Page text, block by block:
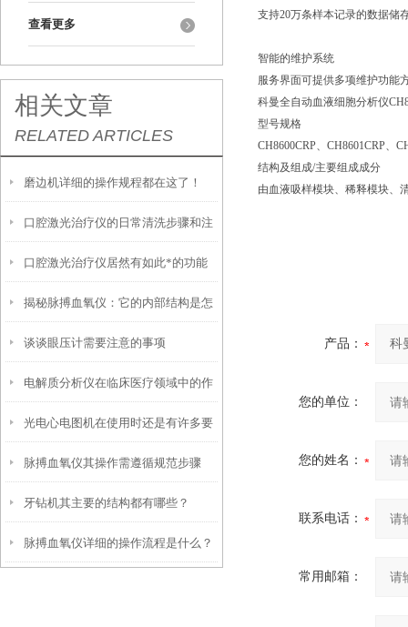
查看更多
相关文章
RELATED ARTICLES
磨边机详细的操作规程都在这了！
口腔激光治疗仪的日常清洗步骤和注
意事项
口腔激光治疗仪居然有如此*的功能
揭秘脉搏血氧仪：它的内部结构是怎
样工作的？
谈谈眼压计需要注意的事项
电解质分析仪在临床医疗领域中的作
用
光电心电图机在使用时还是有许多要
领的
脉搏血氧仪其操作需遵循规范步骤
牙钻机其主要的结构都有哪些？
脉搏血氧仪详细的操作流程是什么？
支持20万条样本记录的数据储
智能的维护系统
服务界面可提供多项维护功能
科曼全自动血液细胞分析仪
型号规格
CH8600CRP、CH8601CRP、
结构及组成/主要组成成分
由血液吸样模块、稀释模块、
产品：
您的单位：
您的姓名：
联系电话：
常用邮箱：